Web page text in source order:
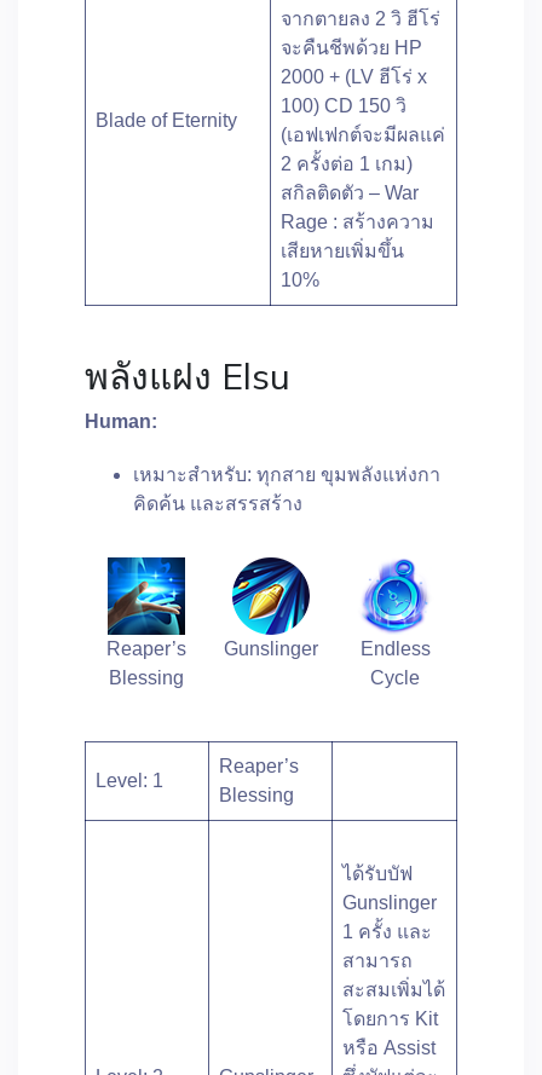
Blade of Eternity
จากตายลง 2 วิ ฮีโร่
จะคืนชีพด้วย HP
2000 + (LV ฮีโร่ x
100) CD 150 วิ
(เอฟเฟกต์จะมีผลแค่
2 ครั้งต่อ 1 เกม)
สกิลติดตัว – War
Rage : สร้างความ
เสียหายเพิ่มขึ้น
10%
พลังแฝง Elsu
Human:
เหมาะสำหรับ: ทุกสาย ขุมพลังแห่งกา
คิดค้น และสรรสร้าง
Reaper’s
Blessing
Gunslinger
Endless
Cycle
Level: 1
Reaper’s
Blessing
ได้รับบัฟ
Gunslinger
1 ครั้ง และ
สามารถ
สะสมเพิ่มได้
โดยการ Kit
หรือ Assist